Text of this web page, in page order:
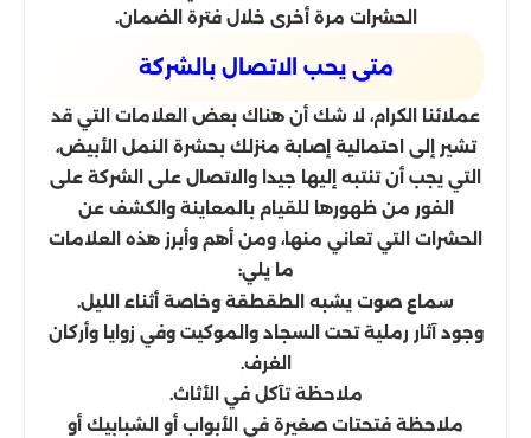
الحشرات مرة أخرى خلال فترة الضمان.
متى يحب الاتصال بالشركة
عملائنا الكرام، لا شك أن هناك بعض العلامات التي قد
تشير إلى احتمالية إصابة منزلك بحشرة النمل الأبيض،
التي يجب أن تنتبه إليها جيدا والاتصال على الشركة على
الفور من ظهورها للقيام بالمعاينة والكشف عن
الحشرات التي تعاني منها، ومن أهم وأبرز هذه العلامات
ما يلي:
سماع صوت يشبه الطقطقة وخاصة أثناء الليل.
وجود آثار رملية تحت السجاد والموكيت وفي زوايا وأركان
الغرف.
ملاحظة تآكل في الأثاث.
ملاحظة فتحتات صغيرة في الأبواب أو الشبابيك أو